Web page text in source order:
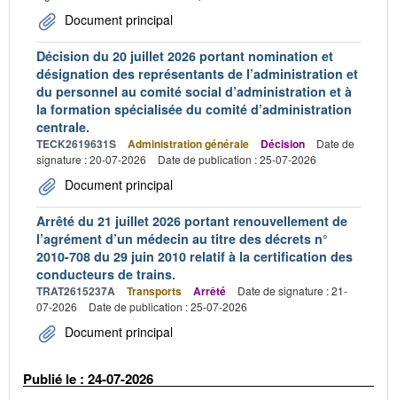
Document principal
Décision du 20 juillet 2026 portant nomination et
désignation des représentants de l’administration et
du personnel au comité social d’administration et à
la formation spécialisée du comité d’administration
centrale.
TECK2619631S Administration générale Décision
Date de
signature : 20-07-2026
Date de publication : 25-07-2026
Document principal
Arrêté du 21 juillet 2026 portant renouvellement de
l’agrément d’un médecin au titre des décrets n°
2010-708 du 29 juin 2010 relatif à la certification des
conducteurs de trains.
TRAT2615237A Transports Arrêté
Date de signature : 21-
07-2026
Date de publication : 25-07-2026
Document principal
Publié le : 24-07-2026